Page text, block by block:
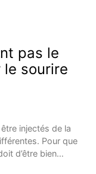
pas le
le sourire
injectés de la
Pour que
d’être bien…